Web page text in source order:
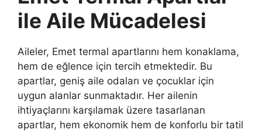
ile Aile Mücadelesi
Aileler, Emet termal apartlarını hem konaklama,
hem de eğlence için tercih etmektedir. Bu
apartlar, geniş aile odaları ve çocuklar için
uygun alanlar sunmaktadır. Her ailenin
ihtiyaçlarını karşılamak üzere tasarlanan
apartlar, hem ekonomik hem de konforlu bir tatil